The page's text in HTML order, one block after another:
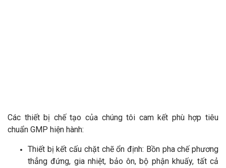
Các thiết bị chế tạo của chúng tôi cam kết phù hợp tiêu
chuẩn GMP hiện hành:
Thiết bị kết cấu chặt chẽ ổn định: Bồn pha chế phương
thẳng đứng, gia nhiệt, bảo ôn, bộ phận khuấy, tất cả